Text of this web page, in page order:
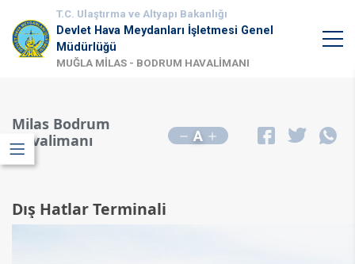
T.C. Ulaştırma ve Altyapı Bakanlığı
Devlet Hava Meydanları İşletmesi Genel
Müdürlüğü
MUĞLA MİLAS - BODRUM HAVALİMANI
Milas Bodrum
Havalimanı
A
Dış Hatlar Terminali